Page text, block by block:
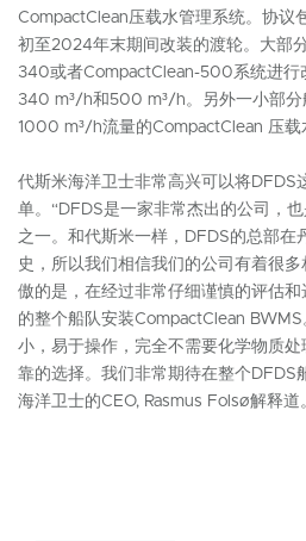
CompactClean压载水管理系统。协
初至2024年末期间改装的渡轮。大部
340或者CompactClean-500系统进行
340 m³/h和500 m³/h。另外一小部
1000 m³/h流量的CompactClean 压载
代斯米海洋卫士非常高兴可以将DFDS
单。“DFDS是一家非常杰出的公司，
之一。和代斯米一样，DFDS的总部在
史，所以我们相信我们的公司有着很
傲的是，在经过非常仔细谨慎的评估
的整个船队安装CompactClean
小，易于操作，完全不需要化学物质
靠的选择。我们非常期待在整个DFDS
海洋卫士的CEO, Rasmus Folsø解释道